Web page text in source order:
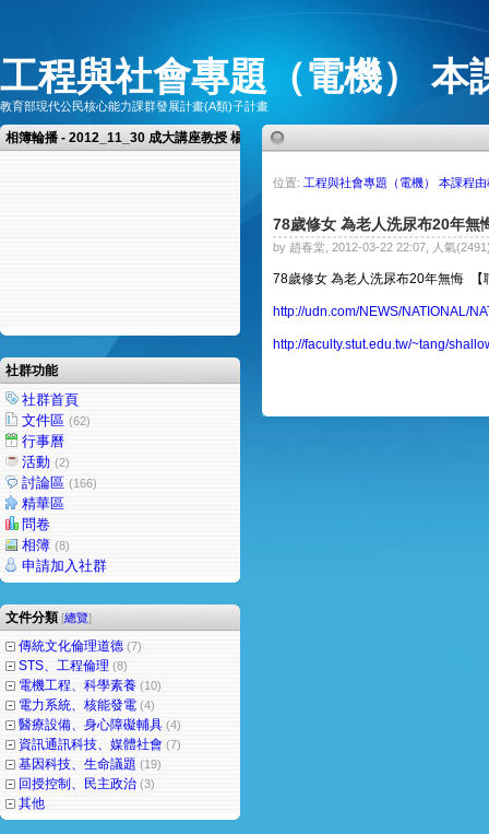
工程與社會專題（電機） 本
教育部現代公民核心能力課群發展計畫(A類)子計畫
相簿輪播 - 2012_11_30 成大講座教授 楊憲東教授 演講 領略空相之美
社群功能
社群首頁
文件區 (62)
行事曆
活動 (2)
討論區 (166)
精華區
問卷
相簿 (8)
申請加入社群
文件分類 [總覽]
傳統文化倫理道德 (7)
STS、工程倫理 (8)
電機工程、科學素養 (10)
電力系統、核能發電 (4)
醫療設備、身心障礙輔具 (4)
資訊通訊科技、媒體社會 (7)
基因科技、生命議題 (19)
回授控制、民主政治 (3)
其他
位置: 工程與社會專題（電機） 本課程
78歲修女 為老人洗尿布20年無
by 趙春棠, 2012-03-22 22:07, 人氣
78歲修女 為老人洗尿布20年無悔
http://udn.com/NEWS/NATIONAL/
http://faculty.stut.edu.tw/~tang/